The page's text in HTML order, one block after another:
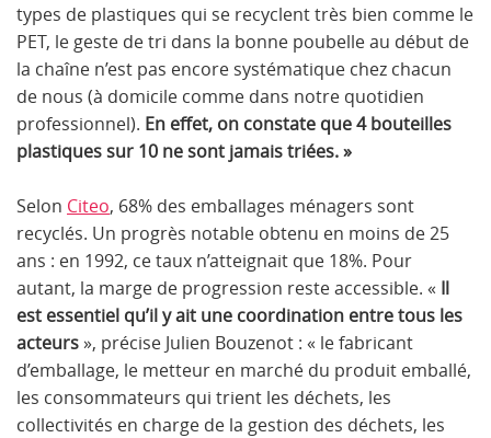
types de plastiques qui se recyclent très bien comme le
PET, le geste de tri dans la bonne poubelle au début de
la chaîne n’est pas encore systématique chez chacun
de nous (à domicile comme dans notre quotidien
professionnel). En effet, on constate que 4 bouteilles
plastiques sur 10 ne sont jamais triées. »
Selon Citeo, 68% des emballages ménagers sont
recyclés. Un progrès notable obtenu en moins de 25
ans : en 1992, ce taux n’atteignait que 18%. Pour
autant, la marge de progression reste accessible. « Il
est essentiel qu’il y ait une coordination entre tous les
acteurs», précise Julien Bouzenot : « le fabricant
d’emballage, le metteur en marché du produit emballé,
les consommateurs qui trient les déchets, les
collectivités en charge de la gestion des déchets, les